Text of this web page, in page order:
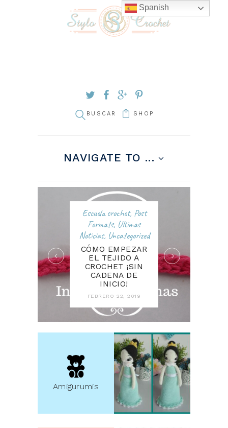
SHOP
NAVIGATE TO ...
Escuela crochet, Post
Formats, Ultimas
Noticias, Uncategorized
CÓMO EMPEZAR
EL TEJIDO A
CROCHET ¡SIN
CADENA DE
INICIO!
FEBRERO 22, 2019
Amigurumis
Spanish